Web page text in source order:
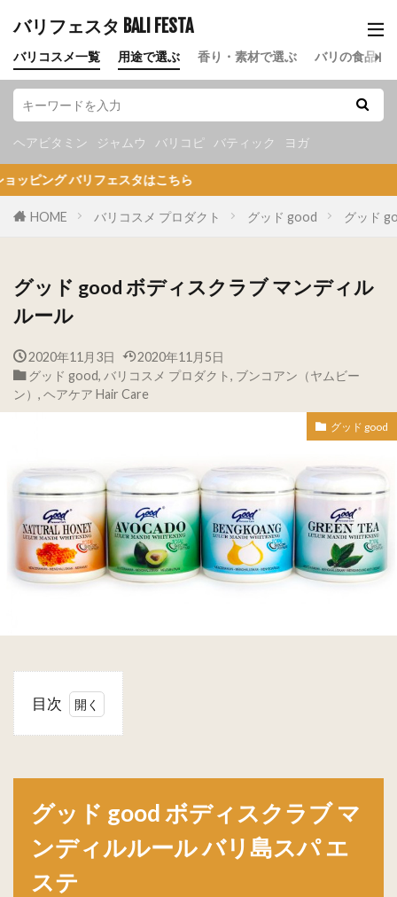
バリフェスタ BALI FESTA
バリコスメ一覧 用途で選ぶ 香り・素材で選ぶ バリの食品
ヘアビタミン ジャムウ バリコピ バティック ヨガ
ェスタはこちら
HOME バリコスメ プロダクト グッド good グッド
グッド good ボディスクラブ マンディル
ルール
2020年11月3日
2020年11月5日
グッド good, バリコスメ プロダクト, ブンコアン（ヤムビー
ン） , ヘアケア Hair Care
グッド good
目次
ボデ
ィス
クラ
ブ マ
ンデ
グッド good ボディスクラブ マ
ンディルルール バリ島スパ エ
ステ